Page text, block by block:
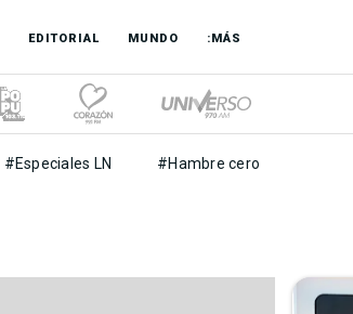
EDITORIAL MUNDO :MÁS
#Especiales LN #Hambre cero